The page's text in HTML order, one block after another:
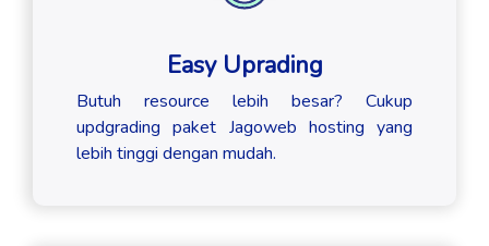
Easy Uprading
Butuh resource lebih besar? Cukup
updgrading paket Jagoweb hosting yang
lebih tinggi dengan mudah.